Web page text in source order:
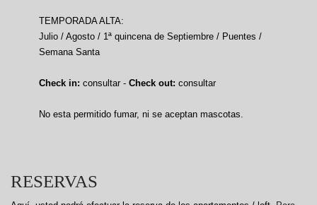
TEMPORADA ALTA:
Julio / Agosto / 1ª quincena de Septiembre / Puentes /
Semana Santa
Check in: consultar - Check out: consultar
No esta permitido fumar, ni se aceptan mascotas.
RESERVAS